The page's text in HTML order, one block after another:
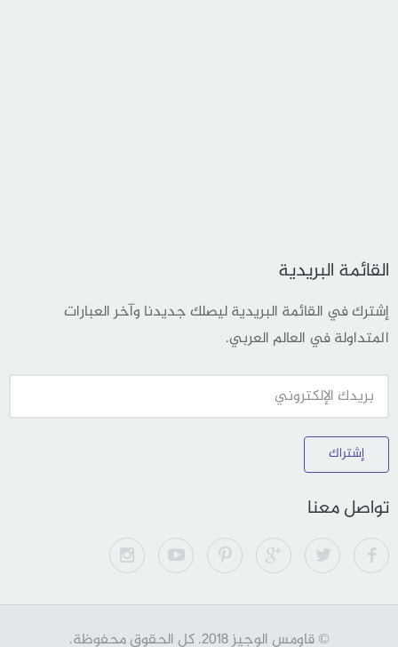
القائمة البريدية
إشترك في القائمة البريدية ليصلك جديدنا وآخر العبارات
المتداولة في العالم العربي.
إشتراك
تواصل معنا
© قاومس الوجيز 2018. كل الحقوق محفوظة.